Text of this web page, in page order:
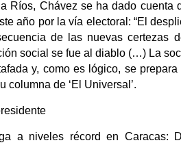
Ríos, Chávez se ha dado cuenta
año por la vía electoral: “El
de las nuevas certezas
social se fue al diablo (…) La
y, como es lógico, se
columna de ‘El Universal’.
a niveles récord en Caracas: